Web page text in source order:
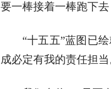
要一棒接着一棒跑下
“十五五”蓝图已
成必定有我的责任担当